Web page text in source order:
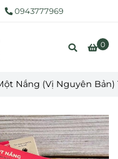
0943777969
0
Nắng (Vị Nguyên